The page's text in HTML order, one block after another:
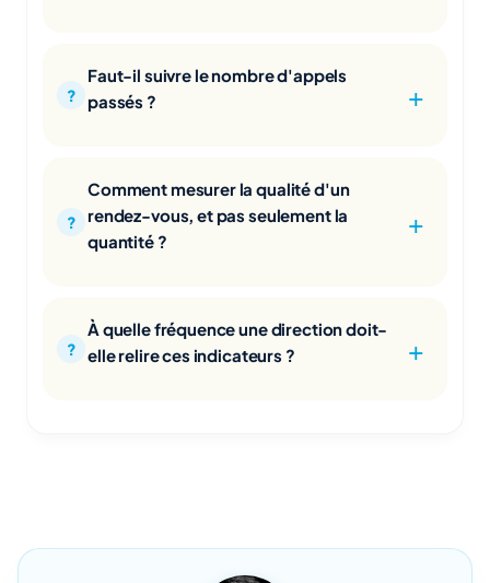
Faut-il suivre le nombre d'appels
passés ?
Comment mesurer la qualité d'un
rendez-vous, et pas seulement la
quantité ?
À quelle fréquence une direction doit-
elle relire ces indicateurs ?